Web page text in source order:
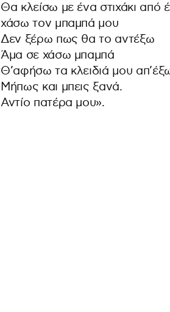
Θα κλείσω με ένα στιχάκι από
χάσω τον μπαμπά μου
Δεν ξέρω πως θα το αντέξω
Άμα σε χάσω μπαμπά
Θ’αφήσω τα κλειδιά μου
Μήπως και μπεις ξανά.
Αντίο πατέρα μου».